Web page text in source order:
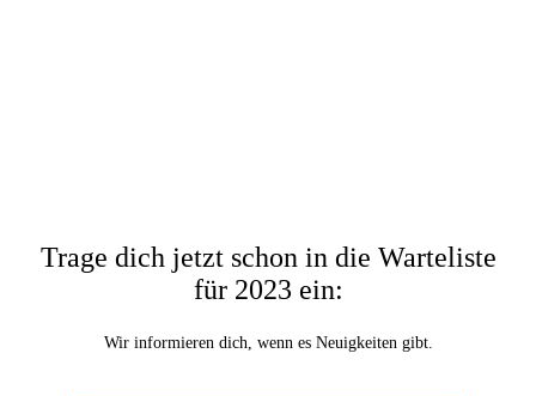
Trage dich jetzt schon in die Warteliste
für 2023 ein:
Wir informieren dich, wenn es Neuigkeiten gibt.